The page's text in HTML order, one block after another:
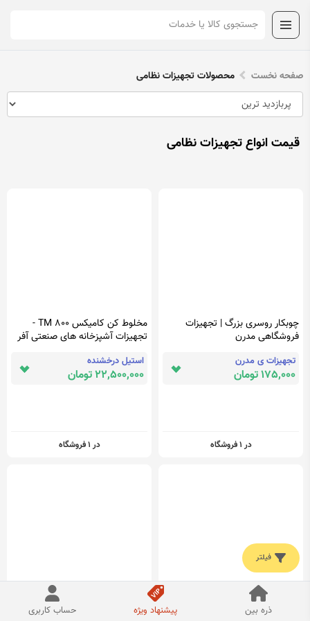
صفحه نخست محصولات تجهیزات نظامی
قیمت انواع تجهیزات نظامی
چوبکار روسری بزرگ | تجهیزات
فروشگاهی مدرن
تجهیزات ی مدرن
175,000 تومان
در 1 فروشگاه
مخلوط کن کامیکس TM 800 -
تجهیزات آشپزخانه های صنعتی آفر
استیل درخشنده
22,500,000 تومان
در 1 فروشگاه
فروشگاه ایسیو خودرو و تجهیزات
لیتر به همراه یقلوی
فیلتر
ذره بین پیشنهاد ویژه حساب کاربری